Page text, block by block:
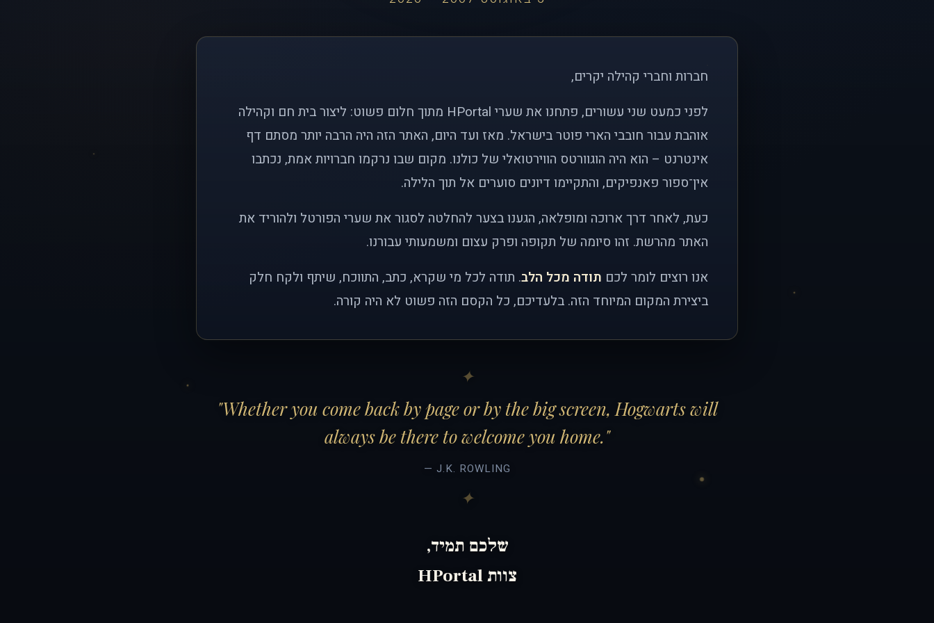
חברות וחברי קהילה יקרים,
לפני כמעט שני עשורים, פתחנו את שערי HPortal מתוך חלום פשוט: ליצור בית חם וקהילה
אוהבת עבור חובבי הארי פוטר בישראל. מאז ועד היום, האתר הזה היה הרבה יותר מסתם דף
אינטרנט – הוא היה הוגוורטס הווירטואלי של כולנו. מקום שבו נרקמו חברויות אמת, נכתבו
אין־ספור פאנפיקים, והתקיימו דיונים סוערים אל תוך הלילה.
כעת, לאחר דרך ארוכה ומופלאה, הגענו בצער להחלטה לסגור את שערי הפורטל ולהוריד את
האתר מהרשת. זהו סיומה של תקופה ופרק עצום ומשמעותי עבורנו.
אנו רוצים לומר לכם תודה מכל הלב. תודה לכל מי שקרא, כתב, התווכח, שיתף ולקח חלק
ביצירת המקום המיוחד הזה. בלעדיכם, כל הקסם הזה פשוט לא היה קורה.
"Whether you come back by page or by the big screen, Hogwarts will
always be there to welcome you home."
— J.K. ROWLING
שלכם תמיד,
צוות HPortal